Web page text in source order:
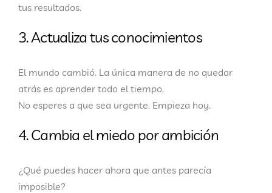
tus resultados.
3. Actualiza tus conocimientos
El mundo cambió. La única manera de no quedar
atrás es aprender todo el tiempo.
No esperes a que sea urgente. Empieza hoy.
4. Cambia el miedo por ambición
¿Qué puedes hacer ahora que antes parecía
imposible?